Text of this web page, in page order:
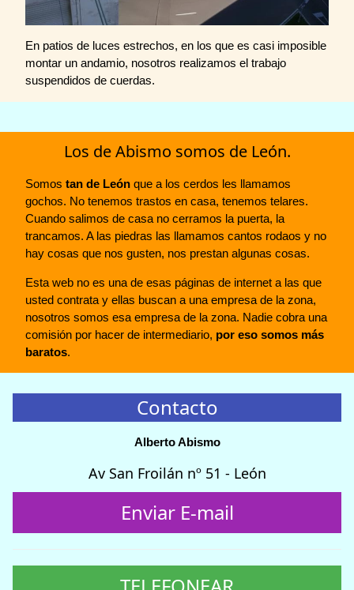
En patios de luces estrechos, en los que es casi imposible
montar un andamio, nosotros realizamos el trabajo
suspendidos de cuerdas.
Los de Abismo somos de León.
Somos tan de León que a los cerdos les llamamos
gochos. No tenemos trastos en casa, tenemos telares.
Cuando salimos de casa no cerramos la puerta, la
trancamos. A las piedras las llamamos cantos rodaos y no
hay cosas que nos gusten, nos prestan algunas cosas.
Esta web no es una de esas páginas de internet a las que
usted contrata y ellas buscan a una empresa de la zona,
nosotros somos esa empresa de la zona. Nadie cobra una
comisión por hacer de intermediario, por eso somos más
baratos.
Contacto
Alberto Abismo
Av San Froilán nº 51 - León
Enviar E-mail